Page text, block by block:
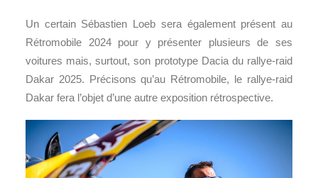
Un certain Sébastien Loeb sera également présent au
Rétromobile 2024 pour y présenter plusieurs de ses
voitures mais, surtout, son prototype Dacia du rallye-raid
Dakar 2025. Précisons qu’au Rétromobile, le rallye-raid
Dakar fera l’objet d’une autre exposition rétrospective.